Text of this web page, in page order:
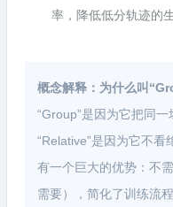
率，降低低分轨迹的
概念解释：为什么叫
“Group”是因为它把同一
“Relative”是因为它不
有一个巨大的优势：不
需要），简化了训练流